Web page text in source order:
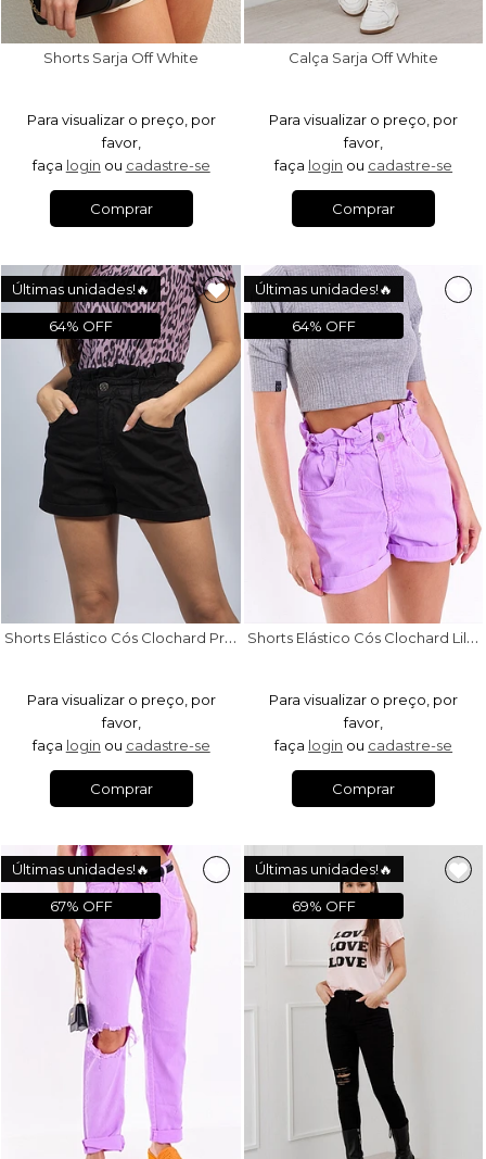
Shorts Sarja Off White
Para visualizar o preço, por
favor,
faça login ou cadastre-se
Comprar
Calça Sarja Off White
Para visualizar o preço, por
favor,
faça login ou cadastre-se
Comprar
Últimas unidades!🔥
64% OFF
S
horts Elástico Cós Clochard Preto
Para visualizar o preço, por
favor,
faça login ou cadastre-se
Comprar
Últimas unidades!🔥
64% OFF
S
horts Elástico Cós Clochard Lilás
Para visualizar o preço, por
favor,
faça login ou cadastre-se
Comprar
Últimas unidades!🔥
67% OFF
Últimas unidades!🔥
69% OFF